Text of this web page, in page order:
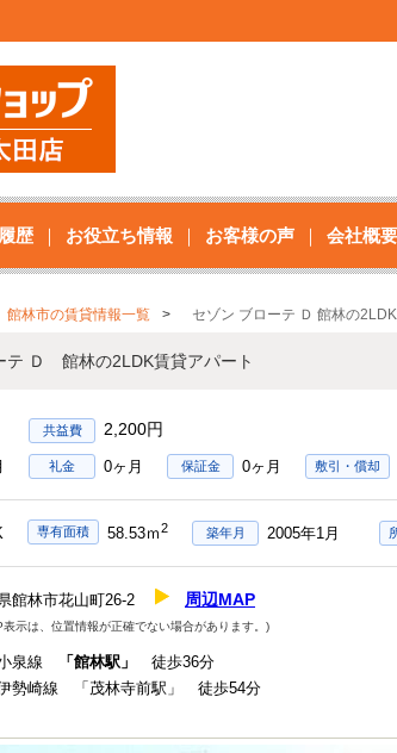
歴 お役立ち情報 お客様の声 会社概要
館林市の賃貸情報一覧 セゾン ブローテ Ｄ 館林の
テ Ｄ 館林の2LDK賃貸アパート
2,200円
礼金 0ヶ月 保証金 0ヶ月 敷引・償却
専有面積 58.53ｍ2 築年月 2005年1月
館林市花山町26-2 周辺MAP
表示は、位置情報が正確でない場合があります。)
泉線 「館林駅」
徒歩36分
勢崎線 「茂林寺前駅」 徒歩54分